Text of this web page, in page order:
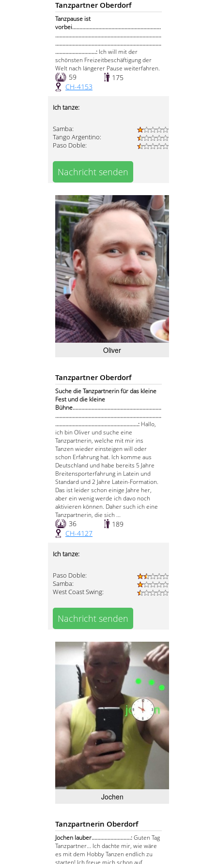
Tanzpartner Oberdorf
Tanzpause ist
vorbei.............................................................
.........................................................................
.........................................................................
............................: Ich will mit der
schönsten Freizeitbeschäftigung der
Welt nach längerer Pause weiterfahren.
59
175
CH-4153
Ich tanze:
Samba:
Tango Argentino:
Paso Doble:
Nachricht senden
Oliver
Tanzpartner Oberdorf
Suche die Tanzpartnerin für das kleine
Fest und die kleine
Bühne.............................................................
.........................................................................
.........................................................: Hallo,
ich bin Oliver und suche eine
Tanzpartnerin, welche mit mir ins
Tanzen wieder einsteigen will oder
schon Erfahrung hat. Ich komme aus
Deutschland und habe bereits 5 Jahre
Breitensporterfahrung in Latein und
Standard und 2 Jahre Latein-Formation.
Das ist leider schon einige Jahre her,
aber ein wenig werde ich davo noch
aktivieren können. Daher such ich eine
Tanzpartnerin, die sich ...
36
189
CH-4127
Ich tanze:
Paso Doble:
Samba:
West Coast Swing:
Nachricht senden
Jochen
Tanzpartnerin Oberdorf
Jochen lauber...........................:Guten Tag
Tanzpartner... Ich dachte mir, wie wäre
es mit dem Hobby Tanzen endlich zu